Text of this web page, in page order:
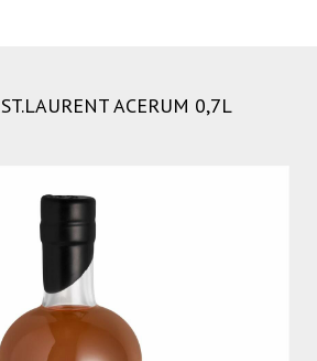
ST.LAURENT ACERUM 0,7L